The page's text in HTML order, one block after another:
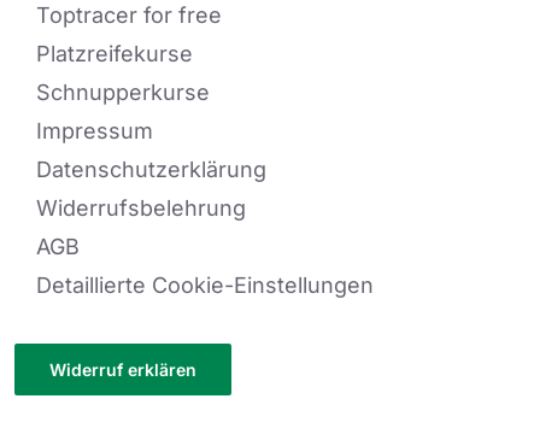
Toptracer for free
Platzreifekurse
Schnupperkurse
Impressum
Datenschutzerklärung
Widerrufsbelehrung
AGB
Detaillierte Cookie-Einstellungen
Widerruf erklären